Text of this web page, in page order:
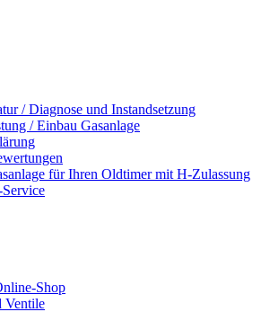
/ Diagnose und Instandsetzung
/ Einbau Gasanlage
für Ihren Oldtimer mit H-Zulassung
Shop
Ventile